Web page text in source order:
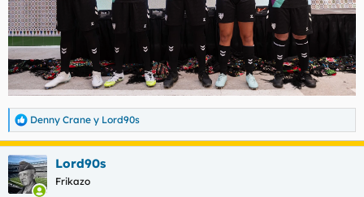
R
e
a
c
c
i
Denny Crane y Lord90s
Lord90s
Frikazo